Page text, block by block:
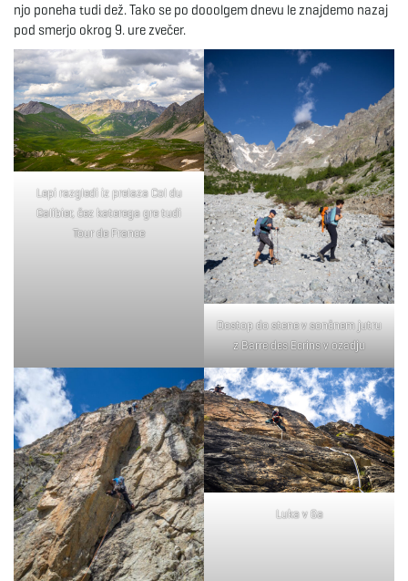
njo poneha tudi dež. Tako se po dooolgem dnevu le znajdemo nazaj
pod smerjo okrog 9. ure zvečer.
Lepi razgledi iz prelaza Col du
Galibier, čez katerega gre tudi
Tour de France
Dostop do stene v sončnem jutru
z Barre des Ecrins v ozadju
Luka v 6a